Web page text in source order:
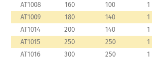
AT1008
160 100 1
AT1009
180 140 1
AT1014
200 140 1
AT1015
250 250 1
AT1016
300 250 1